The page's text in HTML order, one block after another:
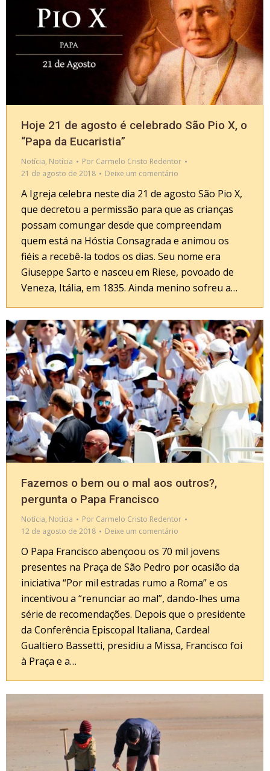
Hoje 21 de agosto é celebrado São Pio X, o
“Papa da Eucaristia”
Notícia, Notícia Por Carmelo Cristo Redentor
21 de agosto de 2018
Deixe um comentário
A Igreja celebra neste dia 21 de agosto São Pio X,
que decretou a permissão para que as crianças
possam comungar desde que compreendam
quem está na Hóstia Consagrada e animou os
fiéis a recebê-la todos os dias. Seu nome era
Giuseppe Sarto e nasceu em Riese, povoado de
Veneza, Itália, em 1835. Ainda menino sofreu a…
Fazemos o bem ou o mal aos outros?,
pergunta o Papa Francisco
Notícia, Notícia Por Carmelo Cristo Redentor
12 de agosto de 2018
Deixe um comentário
O Papa Francisco abençoou os 70 mil jovens
presentes na Praça de São Pedro por ocasião da
iniciativa “Por mil estradas rumo a Roma” e os
incentivou a “renunciar ao mal”, dando-lhes uma
série de recomendações. Depois que o presidente
da Conferência Episcopal Italiana, Cardeal
Gualtiero Bassetti, presidiu a Missa, Francisco foi
à Praça e a…